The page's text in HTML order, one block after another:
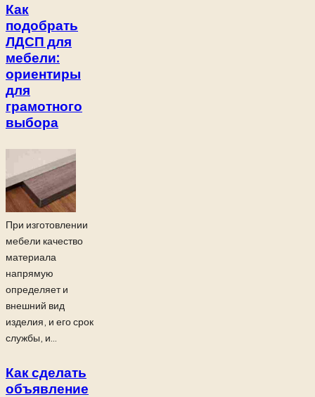
Как
подобрать
ЛДСП для
мебели:
ориентиры
для
грамотного
выбора
При изготовлении
мебели качество
материала
напрямую
определяет и
внешний вид
изделия, и его срок
службы, и...
Как сделать
объявление